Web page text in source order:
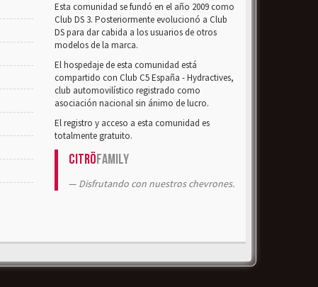
Esta comunidad se fundó en el año 2009 como
Club DS 3. Posteriormente evolucionó a Club
DS para dar cabida a los usuarios de otros
modelos de la marca.
El hospedaje de esta comunidad está
compartido con Club C5 España - Hydractives,
club automovilístico registrado como
asociación nacional sin ánimo de lucro.
El registro y acceso a esta comunidad es
totalmente gratuito.
CitröFamily
Disfrutando con nuestros chevrones.